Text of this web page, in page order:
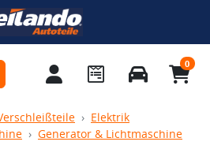
0
Elektrik
Generator & Lichtmaschine